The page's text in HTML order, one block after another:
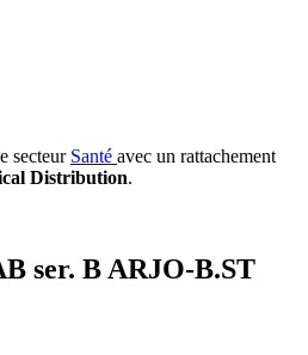
secteur Santé avec un rattachement
Distribution.
ser. B ARJO-B.ST